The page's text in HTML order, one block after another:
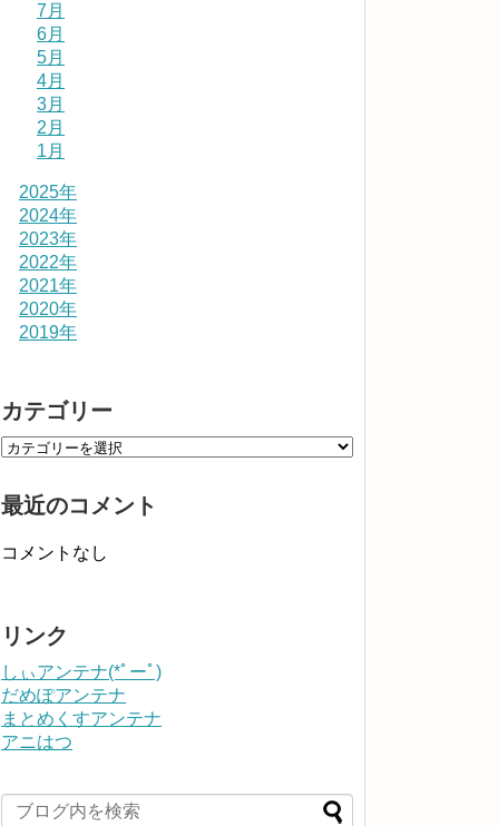
7月
6月
5月
4月
3月
2月
1月
2025年
2024年
2023年
2022年
2021年
2020年
2019年
カテゴリー
最近のコメント
コメントなし
リンク
しぃアンテナ(*ﾟーﾟ)
だめぽアンテナ
まとめくすアンテナ
アニはつ